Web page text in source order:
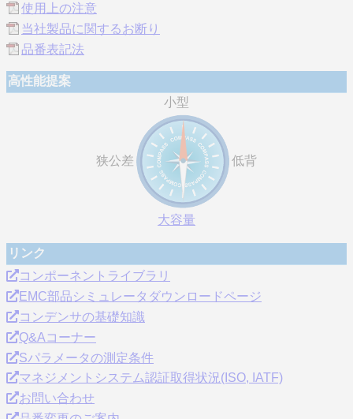
使用上の注意
当社製品に関するお断り
品番表記法
高性能提案
小型
狭公差 低背
大容量
リンク
コンポーネントライブラリ
EMC部品シミュレータダウンロードページ
コンデンサの基礎知識
Q&Aコーナー
Sパラメータの測定条件
マネジメントシステム認証取得状況(ISO, IATF)
お問い合わせ